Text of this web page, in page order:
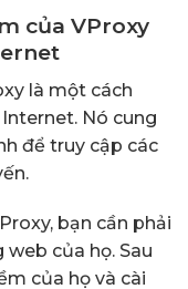
của VProxy
là một cách
Nó cung
để truy cập các
bạn cần phải
của họ. Sau
của họ và cài